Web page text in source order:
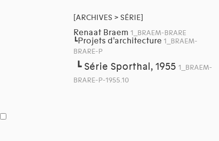
[ARCHIVES > SÉRIE]
Renaat Braem 1_BRAEM-BRARE
┗Projets d'architecture 1_BRAEM-
BRARE-P
┗ Série Sporthal, 1955 1_BRAEM-
BRARE-P-1955.10